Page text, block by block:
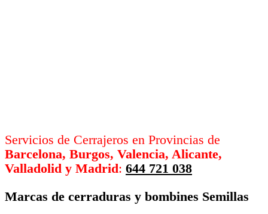
Servicios de Cerrajeros en Provincias de
Barcelona, Burgos, Valencia, Alicante,
Valladolid y Madrid: 644 721 038
Marcas de cerraduras y bombines Semillas